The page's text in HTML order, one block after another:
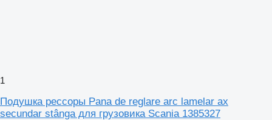
1
Подушка рессоры Pana de reglare arc lamelar ax
secundar stânga для грузовика Scania 1385327